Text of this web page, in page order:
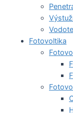
Fotovoltika